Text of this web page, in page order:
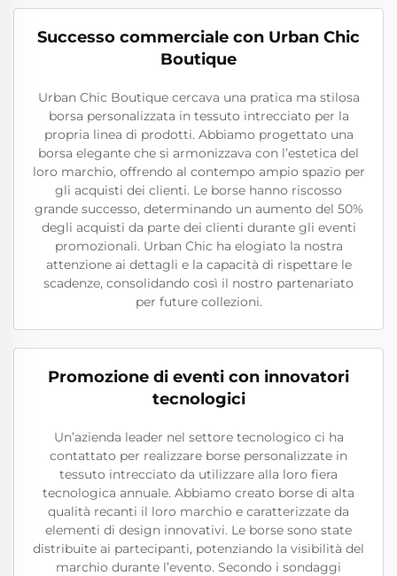
Successo commerciale con Urban Chic
Boutique
Urban Chic Boutique cercava una pratica ma stilosa
borsa personalizzata in tessuto intrecciato per la
propria linea di prodotti. Abbiamo progettato una
borsa elegante che si armonizzava con l’estetica del
loro marchio, offrendo al contempo ampio spazio per
gli acquisti dei clienti. Le borse hanno riscosso
grande successo, determinando un aumento del 50%
degli acquisti da parte dei clienti durante gli eventi
promozionali. Urban Chic ha elogiato la nostra
attenzione ai dettagli e la capacità di rispettare le
scadenze, consolidando così il nostro partenariato
per future collezioni.
Promozione di eventi con innovatori
tecnologici
Un’azienda leader nel settore tecnologico ci ha
contattato per realizzare borse personalizzate in
tessuto intrecciato da utilizzare alla loro fiera
tecnologica annuale. Abbiamo creato borse di alta
qualità recanti il loro marchio e caratterizzate da
elementi di design innovativi. Le borse sono state
distribuite ai partecipanti, potenziando la visibilità del
marchio durante l’evento. Secondo i sondaggi